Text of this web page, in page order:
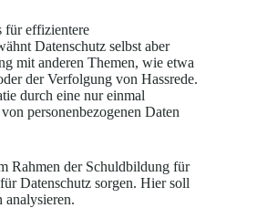
für effizientere
Datenschutz selbst aber
mit anderen Themen, wie etwa
der Verfolgung von Hassrede.
durch eine nur einmal
personenbezogenen Daten
Rahmen der Schuldbildung für
Datenschutz sorgen. Hier soll